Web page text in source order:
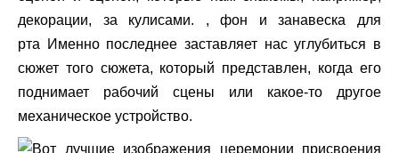
декорации, за кулисами. , фон и занавеска для
рта Именно последнее заставляет нас углубиться в
сюжет того сюжета, который представлен, когда его
поднимает рабочий сцены или какое-то другое
механическое устройство.